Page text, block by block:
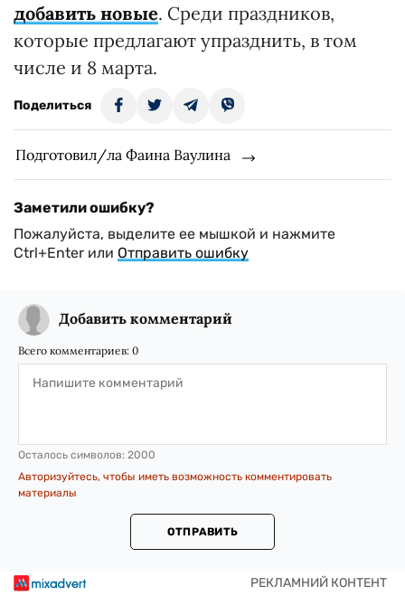
добавить новые. Среди праздников,
которые предлагают упразднить, в том
числе и 8 марта.
Поделиться
Подготовил/ла Фаина Ваулина
Заметили ошибку?
Пожалуйста, выделите ее мышкой и нажмите
Ctrl+Enter или Отправить ошибку
Добавить комментарий
Всего комментариев: 0
Осталось символов: 2000
Авторизуйтесь, чтобы иметь возможность комментировать
материалы
ОТПРАВИТЬ